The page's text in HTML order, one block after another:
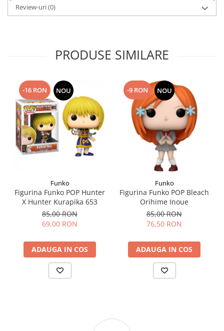
Review-uri(0)
PRODUSE SIMILARE
-16 RON NOU
Funko
Figurina Funko POP Hunter
X Hunter Kurapika 653
85,00 RON
69,00 RON
ADAUGA IN COS
-9 RON NOU
Funko
Figurina Funko POP Bleach
Orihime Inoue
85,00 RON
76,50 RON
ADAUGA IN COS